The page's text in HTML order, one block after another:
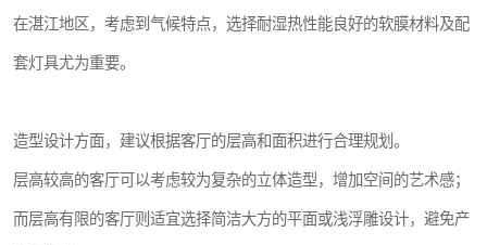
在湛江地区，考虑到气候特点，选择耐湿热性能良好的软膜材料及配
套灯具尤为重要。
造型设计方面，建议根据客厅的层高和面积进行合理规划。
层高较高的客厅可以考虑较为复杂的立体造型，增加空间的艺术感；
而层高有限的客厅则适宜选择简洁大方的平面或浅浮雕设计，避免产